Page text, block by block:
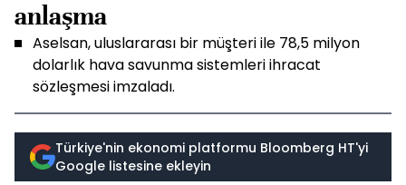
anlaşma
Aselsan, uluslararası bir müşteri ile 78,5 milyon
dolarlık hava savunma sistemleri ihracat
sözleşmesi imzaladı.
Türkiye'nin ekonomi platformu Bloomberg HT'yi
Google listesine ekleyin